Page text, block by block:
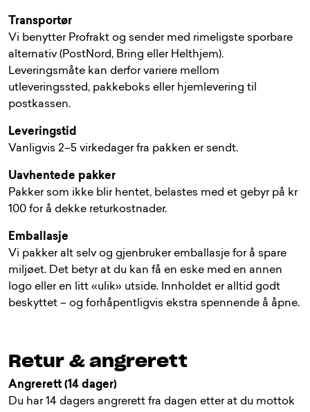
Transportør
Vi benytter Profrakt og sender med rimeligste sporbare
alternativ (PostNord, Bring eller Helthjem).
Leveringsmåte kan derfor variere mellom
utleveringssted, pakkeboks eller hjemlevering til
postkassen.
Leveringstid
Vanligvis 2–5 virkedager fra pakken er sendt.
Uavhentede pakker
Pakker som ikke blir hentet, belastes med et gebyr på kr
100 for å dekke returkostnader.
Emballasje
Vi pakker alt selv og gjenbruker emballasje for å spare
miljøet. Det betyr at du kan få en eske med en annen
logo eller en litt «ulik» utside. Innholdet er alltid godt
beskyttet – og forhåpentligvis ekstra spennende å åpne.
Retur & angrerett
Angrerett (14 dager)
Du har 14 dagers angrerett fra dagen etter at du mottok